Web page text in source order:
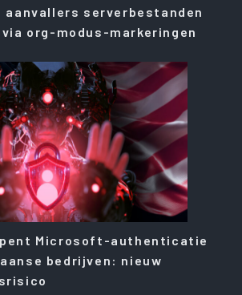
aanvallers serverbestanden
org-modus-markeringen
Microsoft-authenticatie
bedrijven: nieuw